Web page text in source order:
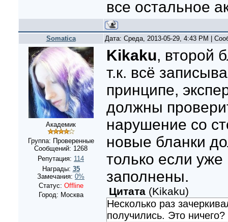
все остальное
Somatica Дата: Среда, 2013-05-29, 4:43 PM |
Академик
Группа: Проверенные
Сообщений: 1268
Репутация: 114
Награды: 35
Замечания: 0%
Статус: Offline
Город: Москва
Kikaku, второй
т.к. всё
принципе,
должны
нарушение со
новые бланки
только если
заполнены.
Цитата(Kikaku)
Несколько раз
получились. Это